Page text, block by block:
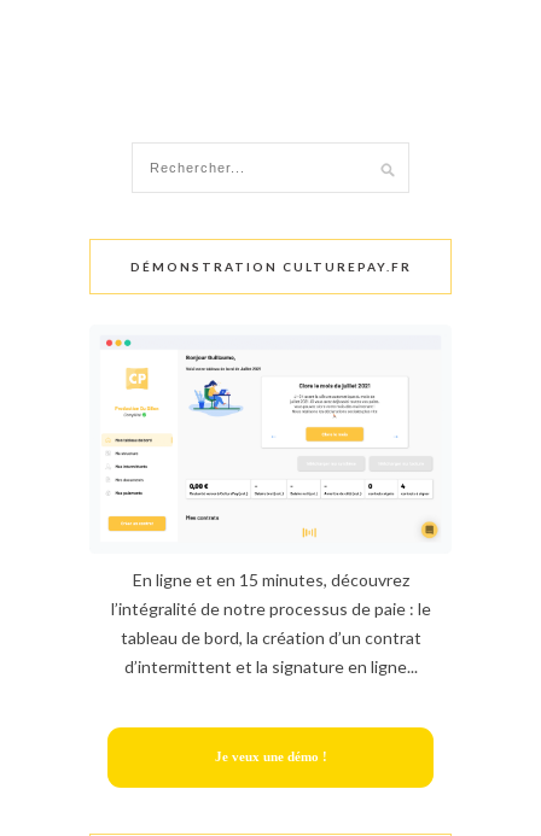
DÉMONSTRATION CULTUREPAY.FR
En ligne et en 15 minutes, découvrez
l’intégralité de notre processus de paie : le
tableau de bord, la création d’un contrat
d’intermittent et la signature en ligne...
Je veux une démo !